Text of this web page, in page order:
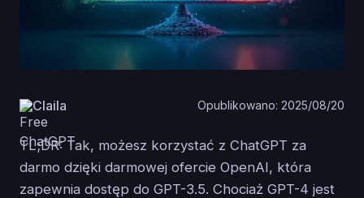
Claila Opublikowano: 2025/08/20
TL;DR: Tak, możesz korzystać z ChatGPT za
darmo dzięki darmowej ofercie OpenAI, która
zapewnia dostęp do GPT-3.5. Chociaż GPT-4 jest